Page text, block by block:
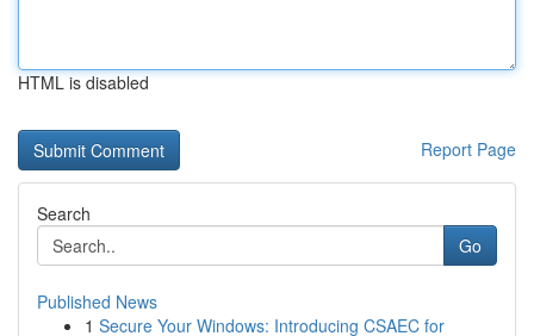
HTML is disabled
Report Page
Search
Go
Published News
1 Secure Your Windows: Introducing CSAEC for